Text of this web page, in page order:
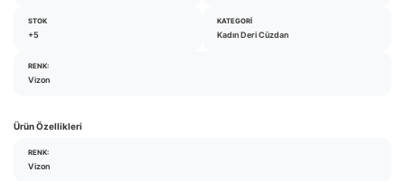
STOK
+5
KATEGORI
Kadın Deri Cüzdan
RENK:
Vizon
Ürün Özellikleri
RENK:
Vizon